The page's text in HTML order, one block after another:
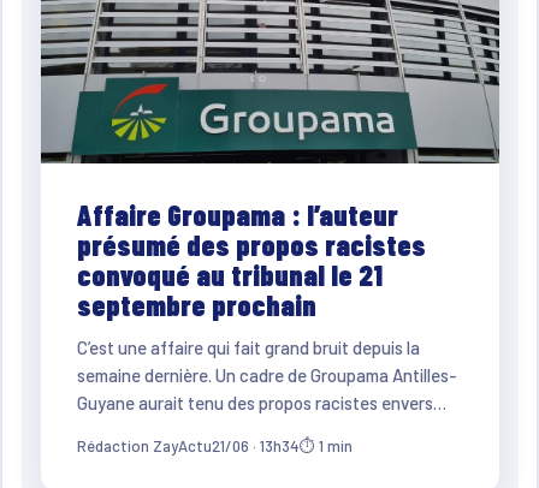
Affaire Groupama : l’auteur
présumé des propos racistes
convoqué au tribunal le 21
septembre prochain
C’est une affaire qui fait grand bruit depuis la
semaine dernière. Un cadre de Groupama Antilles-
Guyane aurait tenu des propos racistes envers…
Rédaction ZayActu21/06 · 13h34⏱ 1 min